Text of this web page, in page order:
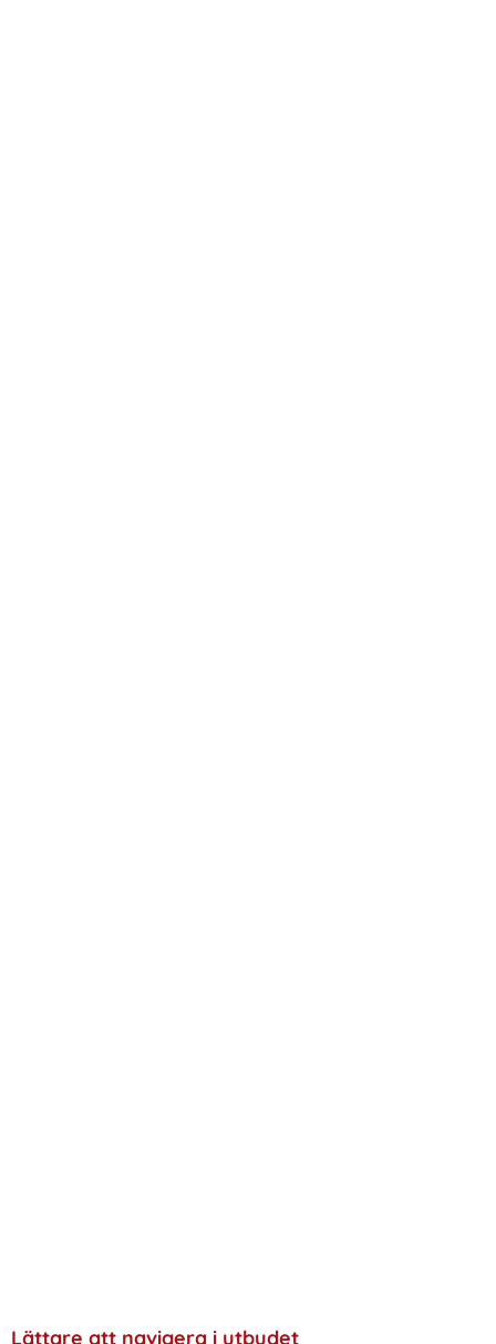
Lättare att navigera i utbudet